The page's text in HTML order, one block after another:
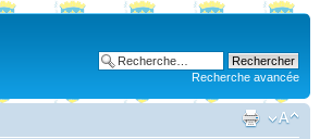
Recherche avancée